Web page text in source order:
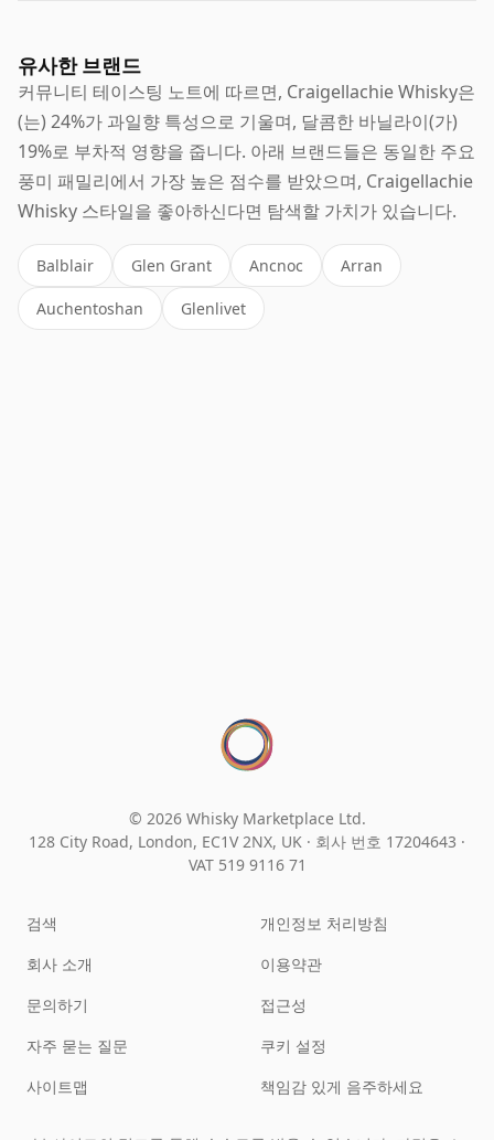
유사한 브랜드
커뮤니티 테이스팅 노트에 따르면, Craigellachie Whisky은
(는) 24%가 과일향 특성으로 기울며, 달콤한 바닐라이(가)
19%로 부차적 영향을 줍니다. 아래 브랜드들은 동일한 주요
풍미 패밀리에서 가장 높은 점수를 받았으며, Craigellachie
Whisky 스타일을 좋아하신다면 탐색할 가치가 있습니다.
Balblair Glen Grant Ancnoc Arran
Auchentoshan Glenlivet
© 2026 Whisky Marketplace Ltd.
128 City Road, London, EC1V 2NX, UK · 회사 번호 17204643 ·
VAT 519 9116 71
검색
회사 소개
문의하기
자주 묻는 질문
사이트맵
개인정보 처리방침
이용약관
접근성
쿠키 설정
책임감 있게 음주하세요